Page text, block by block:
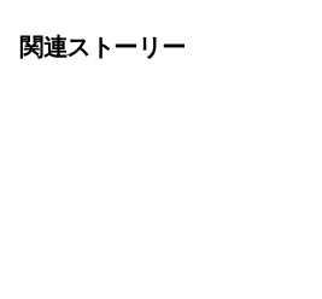
関連ストーリー